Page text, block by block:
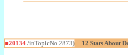
■20134 /inTopicNo.2873) 12 Stats About